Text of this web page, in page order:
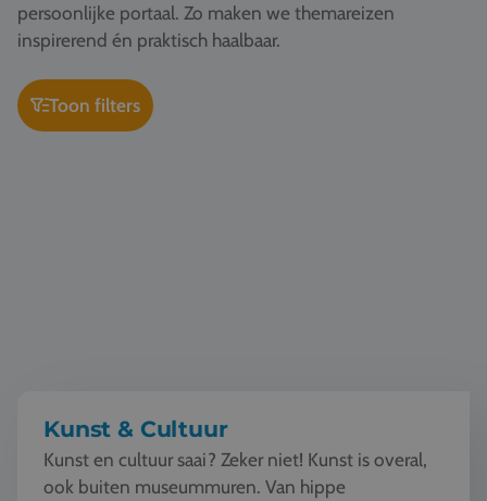
076 522 30 57
Klantportaal
persoonlijke portaal. Zo maken we themareizen
inspirerend én praktisch haalbaar.
Toon filters
Kunst & Cultuur
Kunst en cultuur saai? Zeker niet! Kunst is overal,
ook buiten museummuren. Van hippe